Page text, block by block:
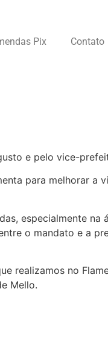
Pix Contato
e pelo vice-
para melhorar a
especialmente na
o mandato e a
realizamos no
Mello.